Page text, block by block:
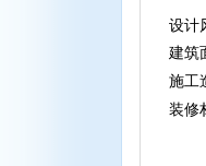
设计
建筑
施工
装修